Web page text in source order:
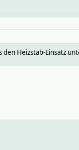
Heizstab-Einsatz